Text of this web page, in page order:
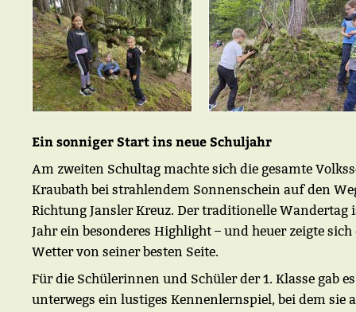
Ein sonniger Start ins neue Schuljahr
Am zweiten Schultag machte sich die gesamte
Kraubath bei strahlendem Sonnenschein auf den
Richtung Jansler Kreuz. Der traditionelle Wandertag
Jahr ein besonderes Highlight – und heuer zeigte sich
Wetter von seiner besten Seite.
Für die Schülerinnen und Schüler der 1. Klasse gab es
unterwegs ein lustiges Kennenlernspiel, bei dem sie